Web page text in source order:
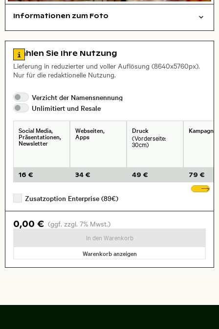
Informationen zum Foto
, Objektiv
Zu den Lizenzinformationen springen
Wählen Sie Ihre Nutzung
Lieferung in reduzierter und voller Auflösung (8640x5760px).
Nur für die redaktionelle Nutzung.
Verzicht der Namensnennung
Unlimitiert und Resale
Social Media,
Präsentationen,
Newsletter
16 €
Webseiten,
Apps
34 €
Druck
(Vorderseite:
30cm)
49 € 79 €
Zusatzoption Enterprise (89€)
0,00 € (ggf. zzgl. 7% Mwst.)
In den Warenkorb
Warenkorb anzeigen